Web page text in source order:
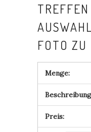
FOTO ZU